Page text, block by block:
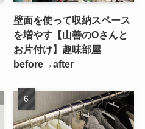
壁面を使って収納スペース
を増やす【山善のOさんと
お片付け】趣味部屋
before→after